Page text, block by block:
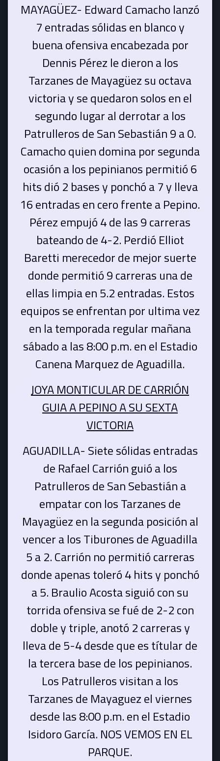
MAYAGÜEZ- Edward Camacho lanzó
7 entradas sólidas en blanco y
buena ofensiva encabezada por
Dennis Pérez le dieron a los
Tarzanes de Mayagüez su octava
victoria y se quedaron solos en el
segundo lugar al derrotar a los
Patrulleros de San Sebastián 9 a 0.
Camacho quien domina por segunda
ocasión a los pepinianos permitió 6
hits dió 2 bases y ponchó a 7 y lleva
16 entradas en cero frente a Pepino.
Pérez empujó 4 de las 9 carreras
bateando de 4-2. Perdió Elliot
Baretti merecedor de mejor suerte
donde permitió 9 carreras una de
ellas limpia en 5.2 entradas. Estos
equipos se enfrentan por ultima vez
en la temporada regular mañana
sábado a las 8:00 p.m. en el Estadio
Canena Marquez de Aguadilla.
JOYA MONTICULAR DE CARRIÓN
GUIA A PEPINO A SU SEXTA
VICTORIA
AGUADILLA- Siete sólidas entradas
de Rafael Carrión guió a los
Patrulleros de San Sebastián a
empatar con los Tarzanes de
Mayagüez en la segunda posición al
vencer a los Tiburones de Aguadilla
5 a 2. Carrión no permitió carreras
donde apenas toleró 4 hits y ponchó
a 5. Braulio Acosta siguió con su
torrida ofensiva se fué de 2-2 con
doble y triple, anotó 2 carreras y
lleva de 5-4 desde que es títular de
la tercera base de los pepinianos.
Los Patrulleros visitan a los
Tarzanes de Mayaguez el viernes
desde las 8:00 p.m. en el Estadio
Isidoro García. NOS VEMOS EN EL
PARQUE.